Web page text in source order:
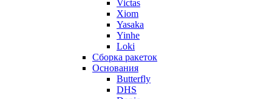
Victas
Xiom
Yasaka
Yinhe
Loki
Сборка ракеток
Основания
Butterfly
DHS